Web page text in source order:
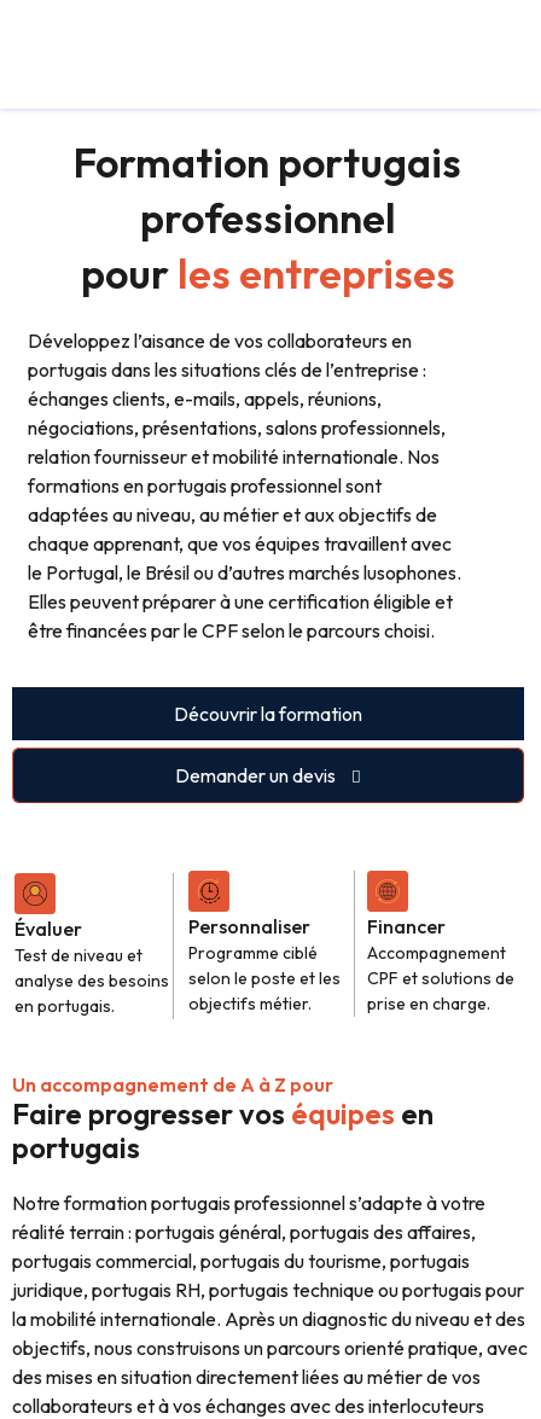
Formation portugais
professionnel
pour les entreprises
Développez l’aisance de vos collaborateurs en
portugais dans les situations clés de l’entreprise :
échanges clients, e-mails, appels, réunions,
négociations, présentations, salons professionnels,
relation fournisseur et mobilité internationale. Nos
formations en portugais professionnel sont
adaptées au niveau, au métier et aux objectifs de
chaque apprenant, que vos équipes travaillent avec
le Portugal, le Brésil ou d’autres marchés lusophones.
Elles peuvent préparer à une certification éligible et
être financées par le CPF selon le parcours choisi.
Découvrir la formation
Demander un devis
Évaluer
Test de niveau et
analyse des besoins
en portugais.
Personnaliser
Programme ciblé
selon le poste et les
objectifs métier.
Financer
Accompagnement
CPF et solutions de
prise en charge.
Un accompagnement de A à Z pour
Faire progresser vos équipes en
portugais
Notre formation portugais professionnel s’adapte à votre
réalité terrain : portugais général, portugais des affaires,
portugais commercial, portugais du tourisme, portugais
juridique, portugais RH, portugais technique ou portugais pour
la mobilité internationale. Après un diagnostic du niveau et des
objectifs, nous construisons un parcours orienté pratique, avec
des mises en situation directement liées au métier de vos
collaborateurs et à vos échanges avec des interlocuteurs